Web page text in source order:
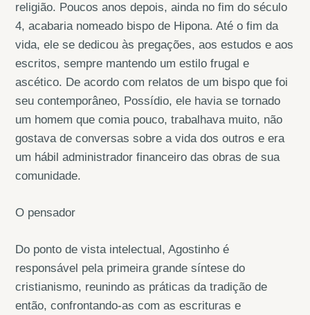
religião. Poucos anos depois, ainda no fim do século
4, acabaria nomeado bispo de Hipona. Até o fim da
vida, ele se dedicou às pregações, aos estudos e aos
escritos, sempre mantendo um estilo frugal e
ascético. De acordo com relatos de um bispo que foi
seu contemporâneo, Possídio, ele havia se tornado
um homem que comia pouco, trabalhava muito, não
gostava de conversas sobre a vida dos outros e era
um hábil administrador financeiro das obras de sua
comunidade.
O pensador
Do ponto de vista intelectual, Agostinho é
responsável pela primeira grande síntese do
cristianismo, reunindo as práticas da tradição de
então, confrontando-as com as escrituras e